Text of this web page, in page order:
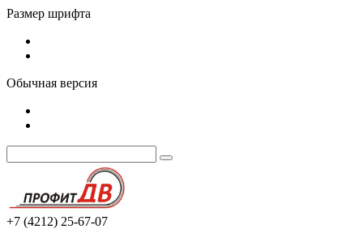
Размер шрифта
Обычная версия
+7 (4212) 25-67-07